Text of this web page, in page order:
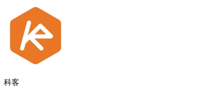
科客